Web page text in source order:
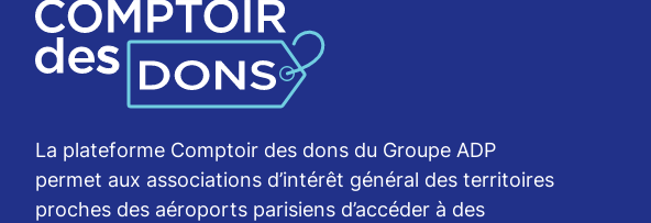
La plateforme Comptoir des dons du Groupe ADP
permet aux associations d’intérêt général des territoires
proches des aéroports parisiens d’accéder à des